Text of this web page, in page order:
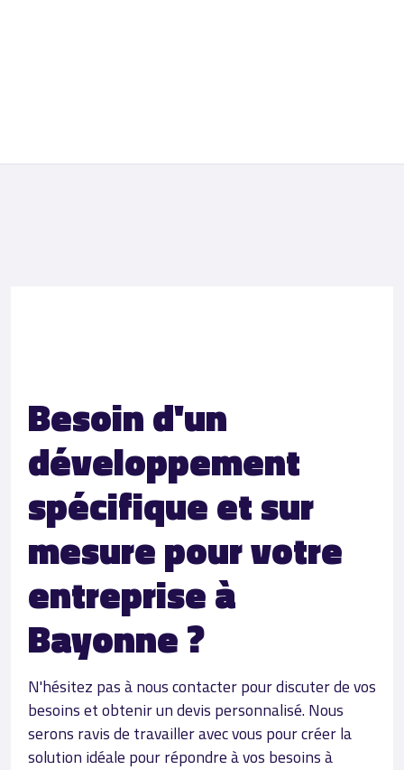
Besoin d'un
développement
spécifique et sur
mesure pour votre
entreprise à
Bayonne ?
N'hésitez pas à nous contacter pour discuter de vos
besoins et obtenir un devis personnalisé. Nous
serons ravis de travailler avec vous pour créer la
solution idéale pour répondre à vos besoins à